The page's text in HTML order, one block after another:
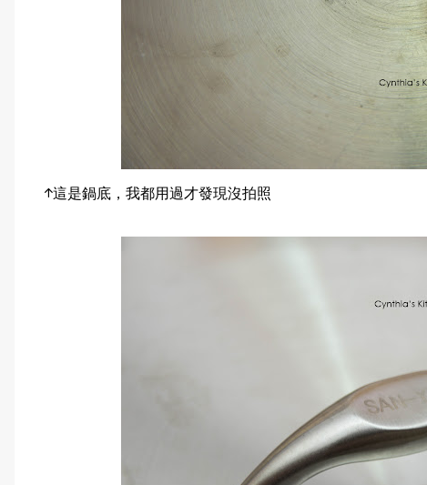
↑這是鍋底，我都用過才發現沒拍照